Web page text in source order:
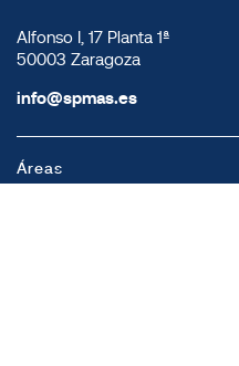
Alfonso I, 17 Planta 1ª
50003 Zaragoza
info@spmas.es
Áreas